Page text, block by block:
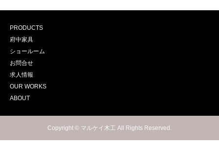
PRODUCTS
府中家具
ショールーム
お問合せ
求人情報
OUR WORKS
ABOUT
Copyright © マルケイ木工 All Rights Reserved.